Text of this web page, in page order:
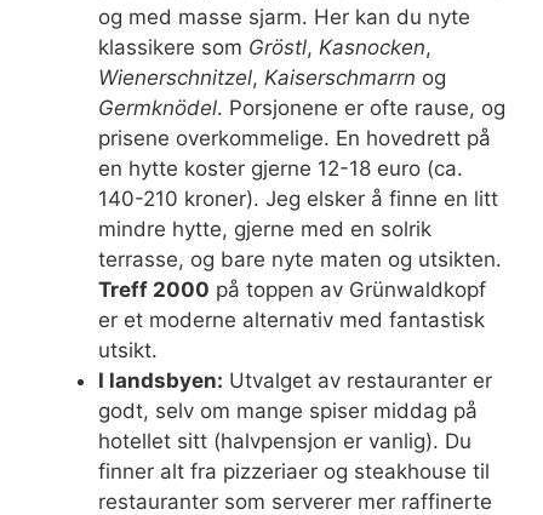
og med masse sjarm. Her kan du nyte
klassikere som Gröstl, Kasnocken,
Wienerschnitzel, Kaiserschmarrn og
Germknödel. Porsjonene er ofte rause, og
prisene overkommelige. En hovedrett på
en hytte koster gjerne 12-18 euro (ca.
140-210 kroner). Jeg elsker å finne en litt
mindre hytte, gjerne med en solrik
terrasse, og bare nyte maten og utsikten.
Treff 2000 på toppen av Grünwaldkopf
er et moderne alternativ med fantastisk
utsikt.
I landsbyen: Utvalget av restauranter er
godt, selv om mange spiser middag på
hotellet sitt (halvpensjon er vanlig). Du
finner alt fra pizzeriaer og steakhouse til
restauranter som serverer mer raffinerte